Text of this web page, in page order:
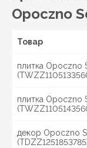
Opoczno
Товар
плитка Opoczno
плитка Opoczno
декор Opoczno